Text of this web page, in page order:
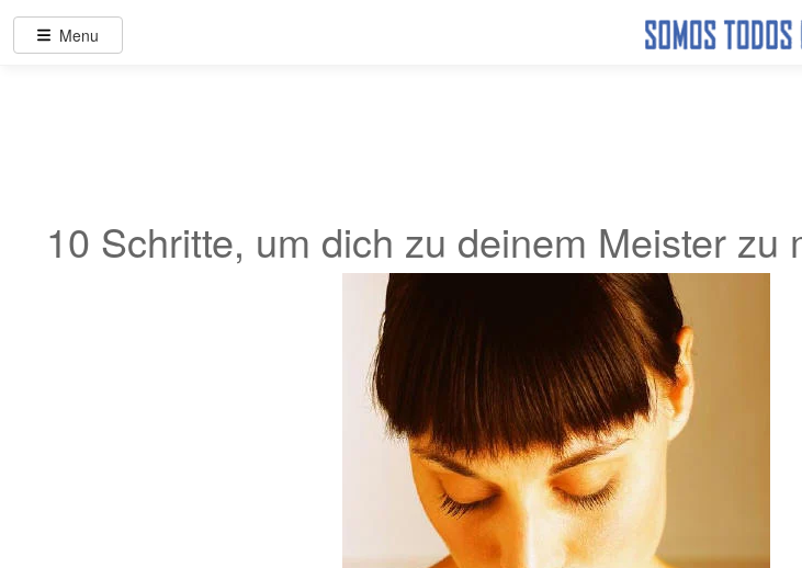
10 Schritte, um dich zu deinem Meister zu
Menu